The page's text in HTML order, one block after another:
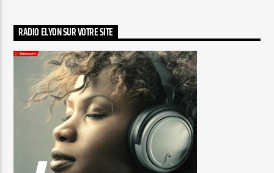
RADIO ELYON SUR VOTRE SITE